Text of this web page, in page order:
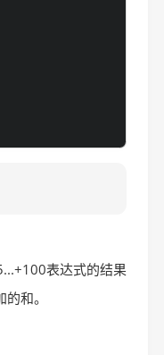
表达式的结果
和。